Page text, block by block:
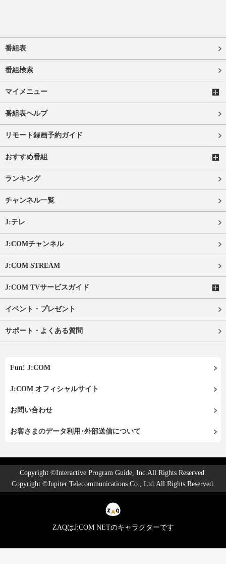
番組表
番組検索
マイメニュー
番組表ヘルプ
リモート録画予約ガイド
おすすめ番組
ランキング
チャンネル一覧
J:テレ
J:COMチャンネル
J:COM STREAM
J:COM TVサービスガイド
イベント・プレゼント
サポート・よくある質問
Fun! J:COM
J:COM オフィシャルサイト
お問い合わせ
お客さまのデータ利用･外部送信について
Copyright ©Interactive Program Guide, Inc.All Rights Reserved.
Copyright ©Jupiter Telecommunications Co., Ltd.All Rights Reserved.
ZAQはJ:COM NETのキャラクターです